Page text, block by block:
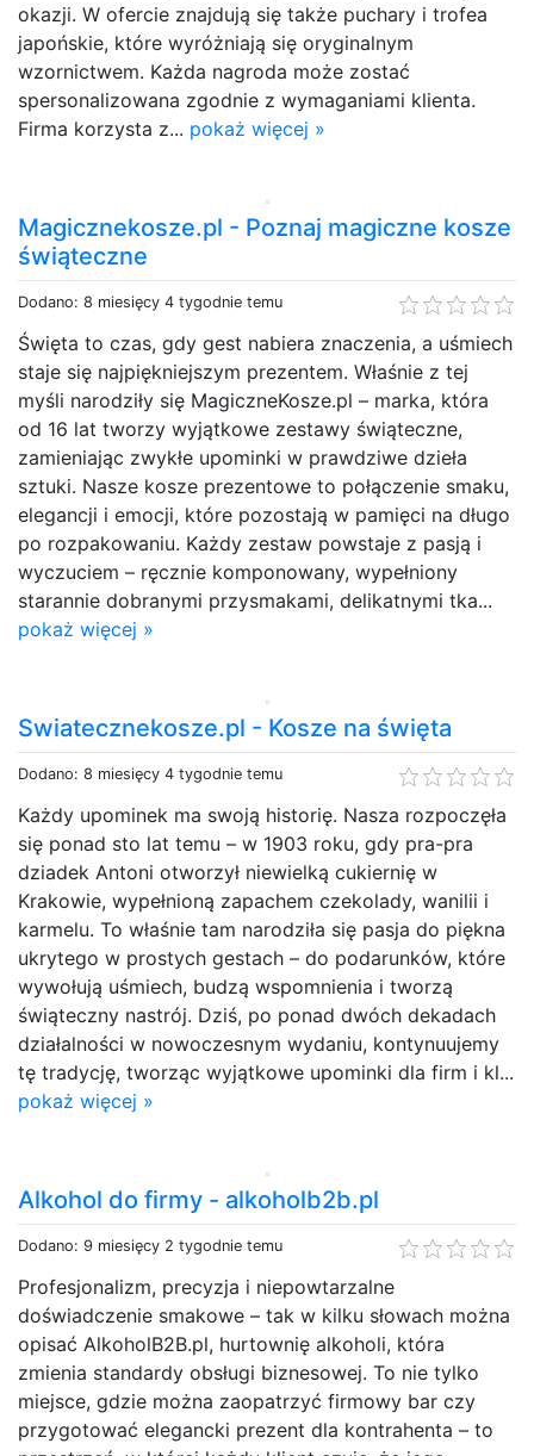
okazji. W ofercie znajdują się także puchary i trofea
japońskie, które wyróżniają się oryginalnym
wzornictwem. Każda nagroda może zostać
spersonalizowana zgodnie z wymaganiami klienta.
Firma korzysta z... pokaż więcej »
Magicznekosze.pl - Poznaj magiczne kosze
świąteczne
Dodano: 8 miesięcy 4 tygodnie temu
Święta to czas, gdy gest nabiera znaczenia, a uśmiech
staje się najpiękniejszym prezentem. Właśnie z tej
myśli narodziły się MagiczneKosze.pl – marka, która
od 16 lat tworzy wyjątkowe zestawy świąteczne,
zamieniając zwykłe upominki w prawdziwe dzieła
sztuki. Nasze kosze prezentowe to połączenie smaku,
elegancji i emocji, które pozostają w pamięci na długo
po rozpakowaniu. Każdy zestaw powstaje z pasją i
wyczuciem – ręcznie komponowany, wypełniony
starannie dobranymi przysmakami, delikatnymi tka...
pokaż więcej »
Swiatecznekosze.pl - Kosze na święta
Dodano: 8 miesięcy 4 tygodnie temu
Każdy upominek ma swoją historię. Nasza rozpoczęła
się ponad sto lat temu – w 1903 roku, gdy pra-pra
dziadek Antoni otworzył niewielką cukiernię w
Krakowie, wypełnioną zapachem czekolady, wanilii i
karmelu. To właśnie tam narodziła się pasja do piękna
ukrytego w prostych gestach – do podarunków, które
wywołują uśmiech, budzą wspomnienia i tworzą
świąteczny nastrój. Dziś, po ponad dwóch dekadach
działalności w nowoczesnym wydaniu, kontynuujemy
tę tradycję, tworząc wyjątkowe upominki dla firm i kl...
pokaż więcej »
Alkohol do firmy - alkoholb2b.pl
Dodano: 9 miesięcy 2 tygodnie temu
Profesjonalizm, precyzja i niepowtarzalne
doświadczenie smakowe – tak w kilku słowach można
opisać AlkoholB2B.pl, hurtownię alkoholi, która
zmienia standardy obsługi biznesowej. To nie tylko
miejsce, gdzie można zaopatrzyć firmowy bar czy
przygotować elegancki prezent dla kontrahenta – to